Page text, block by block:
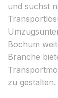
und suchst
Bochum
Branche
zu gestalten.